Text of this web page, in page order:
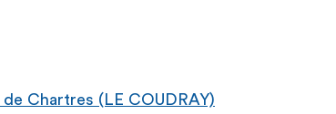
Chartres (LE COUDRAY)